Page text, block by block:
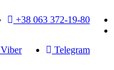
+38 063 372-19-80
Telegram
Viber